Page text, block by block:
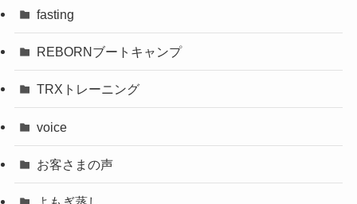
fasting
REBORNブートキャンプ
TRXトレーニング
voice
お客さまの声